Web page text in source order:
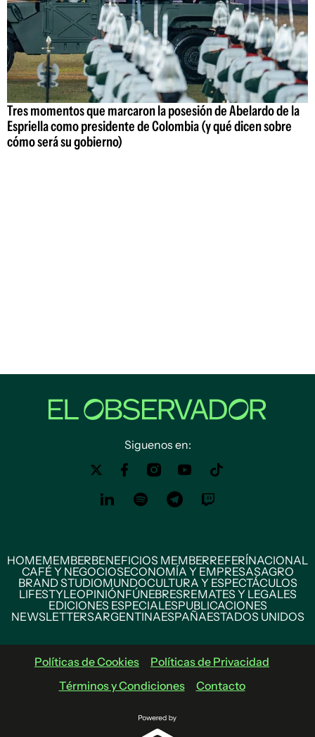
Tres momentos que marcaron la posesión de Abelardo de la
Espriella como presidente de Colombia (y qué dicen sobre
cómo será su gobierno)
Siguenos en:
HOMEMEMBERBENEFICIOS MEMBERREFERÍNACIONAL
CAFÉ Y NEGOCIOSECONOMÍA Y EMPRESASAGRO
BRAND STUDIOMUNDOCULTURA Y ESPECTÁCULOS
LIFESTYLEOPINIÓNFÚNEBRESREMATES Y LEGALES
EDICIONES ESPECIALESPUBLICACIONES
NEWSLETTERSARGENTINAESPAÑAESTADOS UNIDOS
Políticas de Cookies
Políticas de Privacidad
Términos y Condiciones
Contacto